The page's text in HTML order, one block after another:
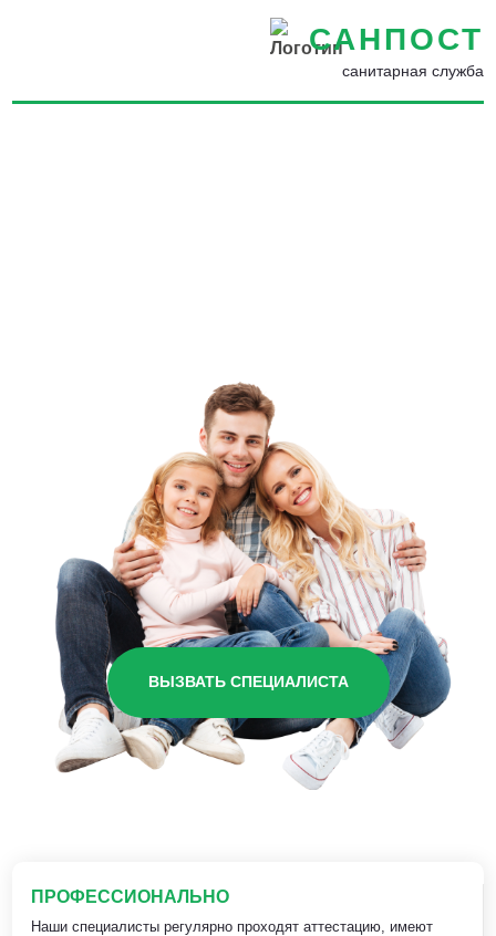
САНПОСТ
санитарная служба
ВЫЗВАТЬ СПЕЦИАЛИСТА
ПРОФЕССИОНАЛЬНО
Наши специалисты регулярно проходят аттестацию, имеют